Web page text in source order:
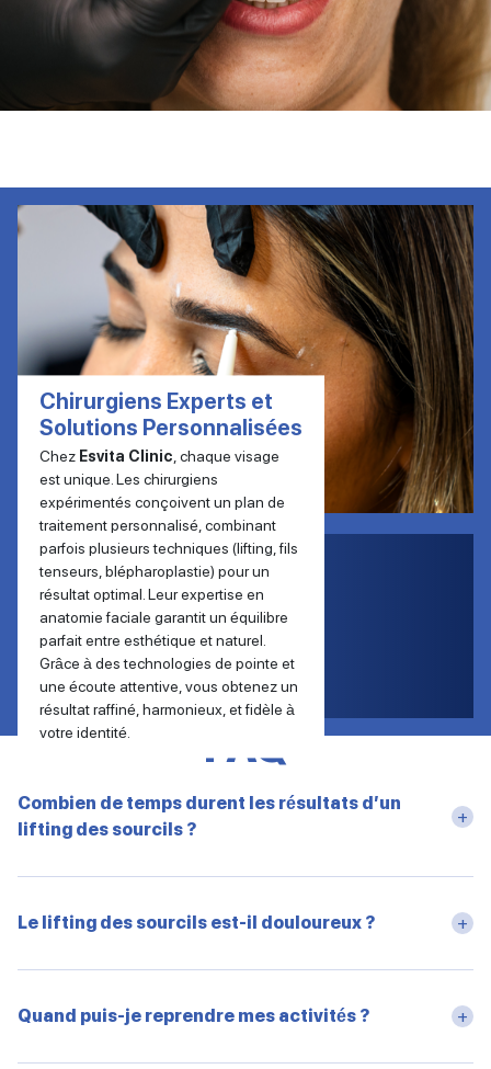
Chirurgiens Experts et
Solutions Personnalisées
Chez Esvita Clinic , chaque visage
est unique. Les chirurgiens
expérimentés conçoivent un plan de
traitement personnalisé, combinant
parfois plusieurs techniques (lifting, fils
tenseurs, blépharoplastie) pour un
résultat optimal. Leur expertise en
anatomie faciale garantit un équilibre
parfait entre esthétique et naturel.
Grâce à des technologies de pointe et
une écoute attentive, vous obtenez un
résultat raffiné, harmonieux, et fidèle à
votre identité.
FAQ
Combien de temps durent les résultats d’un
lifting des sourcils ?
+
du mode de vie. Bien que le vieillissement naturel se
Le lifting des sourcils est-il douloureux ?
+
gonflement), gérable avec des antalgiques. Ces effets
Quand puis-je reprendre mes activités ?
+